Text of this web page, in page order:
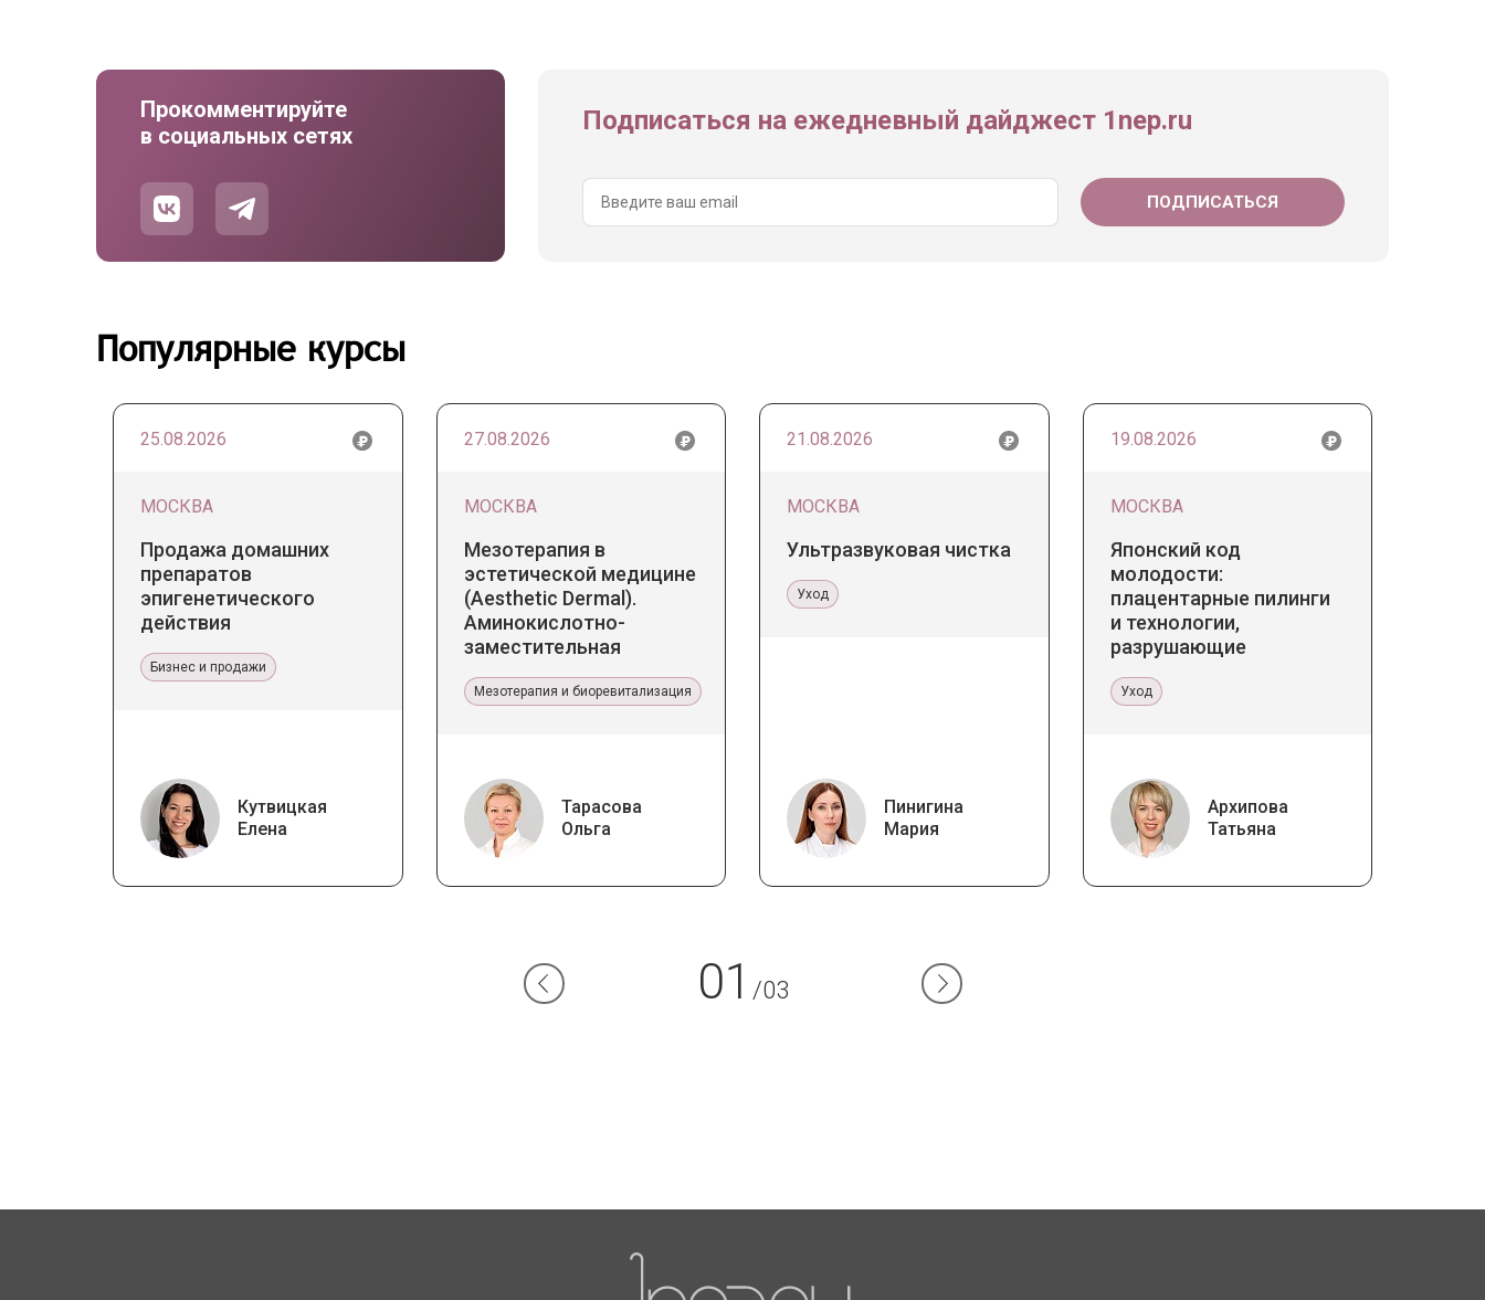
Прокомментируйте
в социальных сетях
Подписаться на ежедневный дайджест 1nep.ru
Популярные курсы
25.08.2026
МОСКВА
Продажа домашних
препаратов
эпигенетического
действия
Бизнес и продажи
Кутвицкая
Елена
27.08.2026
МОСКВА
Мезотерапия в
эстетической медицине
(Aesthetic Dermal).
Аминокислотно-
заместительная
Мезотерапия и биоревитализация
Тарасова
Ольга
21.08.2026
МОСКВА
Ультразвуковая чистка
Уход
Пинигина
Мария
19.08.2026
МОСКВА
Японский код
молодости:
плацентарные пилинги
и технологии,
разрушающие
Уход
Архипова
Татьяна
01 /03